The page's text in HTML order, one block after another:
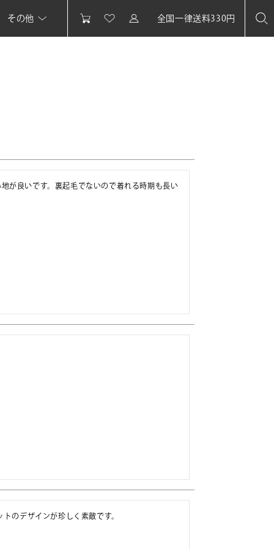
その他 全国一律送料330円
が良いです。裏起毛でないので着れる時期も長い
のデザインが珍しく素敵です。